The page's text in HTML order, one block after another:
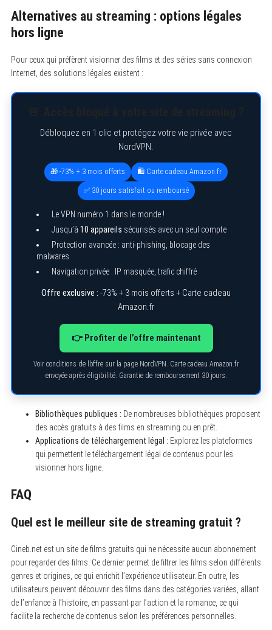
Alternatives au streaming : options légales
hors ligne
Pour ceux qui préfèrent visionner des films et des séries sans connexion
Internet, des solutions légales existent :
Débloquez en 1 clic et protégez votre vie privée avec
NordVPN.
🎁 -73% + 3 mois offerts 🛍️ Carte cadeau Amazon.fr
✅ 30 jours satisfait ou remboursé
Le VPN numéro 1 dans le monde !
Jusqu’à 10 appareils sécurisés avec un seul compte
Protection avancée : anti-phishing, blocage des
malwares
Navigation privée : IP masquée, trafic chiffré
Offre exclusive : -73% + 3 mois offerts + Carte cadeau
Amazon.fr
👉 Profiter de l’offre maintenant
Voir conditions de l’offre sur la page NordVPN. Carte cadeau Amazon.fr
envoyée après éligibilité. Garantie de remboursement 30 jours.
Bibliothèques publiques : De nombreuses bibliothèques proposent
des accès gratuits à des films en streaming ou en prêt.
Applications de téléchargement légal : Explorez les plateformes
qui permettent le téléchargement légal de contenus pour les
visionner hors ligne.
FAQ
Quel est le meilleur site de streaming gratuit ?
Cineb.net est un site de films gratuits qui ne nécessite aucun abonnement
pour regarder des films. Ce dernier permet de filtrer les films selon différents
genres et origines, ce qui enrichit l’expérience utilisateur. En outre, les
utilisateurs peuvent découvrir des films dans des catégories variées, allant
de l’enfance à l’histoire, en passant par l’action et la romance, ce qui
facilite la recherche de contenus selon les préférences personnelles.
a
r
c
f
o